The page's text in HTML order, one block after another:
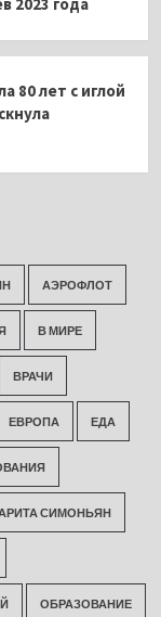
80 лет с иглой
АЭРОФЛОТ
В МИРЕ
ВРАЧИ
ЕВРОПА ЕДА
СИМОНЬЯН
ОБРАЗОВАНИЕ